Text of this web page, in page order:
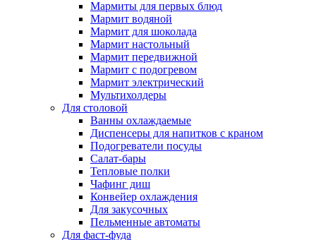
Мармиты для первых блюд
Мармит водяной
Мармит для шоколада
Мармит настольный
Мармит передвижной
Мармит с подогревом
Мармит электрический
Мультихолдеры
Для столовой
Ванны охлаждаемые
Диспенсеры для напитков с краном
Подогреватели посуды
Салат-бары
Тепловые полки
Чафинг диш
Конвейер охлаждения
Для закусочных
Пельменные автоматы
Для фаст-фуда